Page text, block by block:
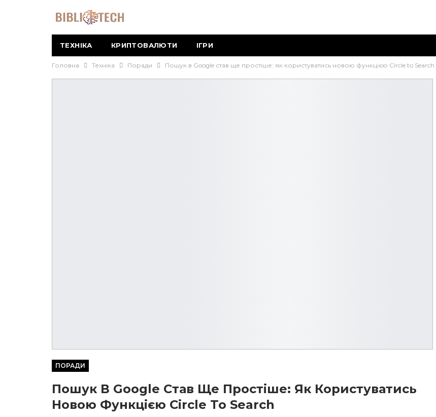
ТЕХНІКА КРИПТОВАЛЮТИ ІГРИ
Головна Техніка Поради Пошук в Google став ще простіше: як користуватись новою функцією Circle to Search
ПОРАДИ
Пошук В Google Став Ще Простіше: Як Користуватись
Новою Функцією Circle To Search